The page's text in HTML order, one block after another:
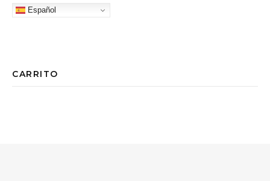
Español
CARRITO